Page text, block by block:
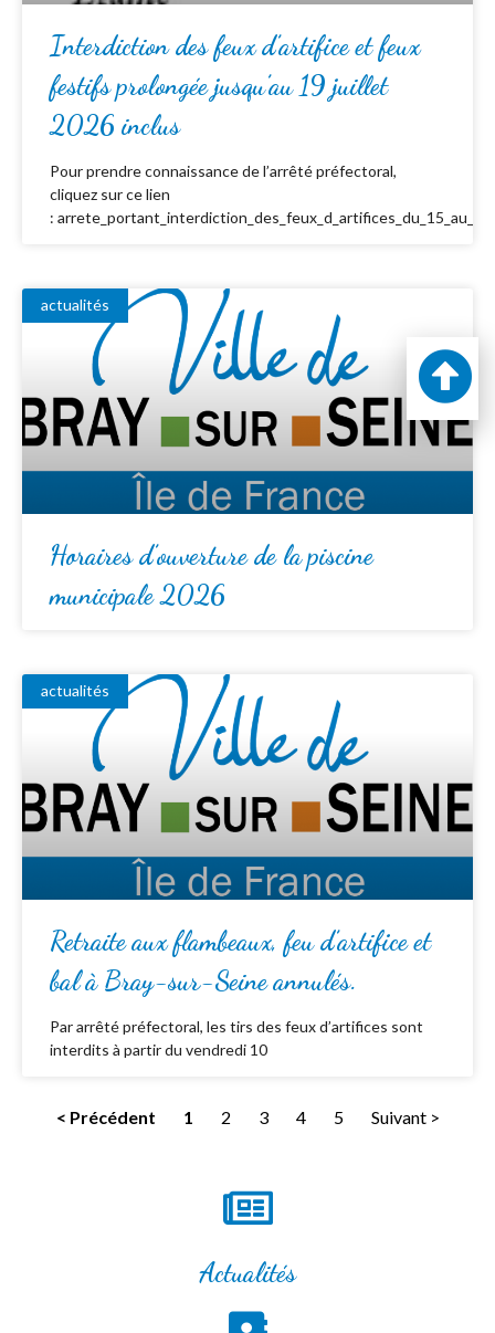
Interdiction des feux d’artifice et feux
festifs prolongée jusqu’au 19 juillet
2026 inclus
Pour prendre connaissance de l’arrêté préfectoral,
cliquez sur ce lien
:
actualités
Horaires d’ouverture de la piscine
municipale 2026
actualités
Retraite aux flambeaux, feu d’artifice et
bal à Bray-sur-Seine annulés.
Par arrêté préfectoral, les tirs des feux d’artifices sont
interdits à partir du vendredi 10
< Précédent 1 2 3 4 5 Suivant >
Actualités